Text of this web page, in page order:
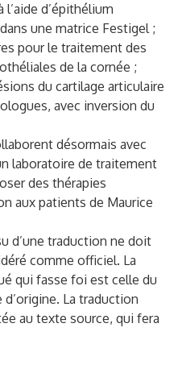
l’aide d’épithélium
une matrice Festigel ;
pour le traitement des
de la cornée ;
du cartilage articulaire
, avec inversion du
désormais avec
laboratoire de traitement
des thérapies
aux patients de Maurice
d’une traduction ne doit
comme officiel. La
qui fasse foi est celle du
La traduction
au texte source, qui fera